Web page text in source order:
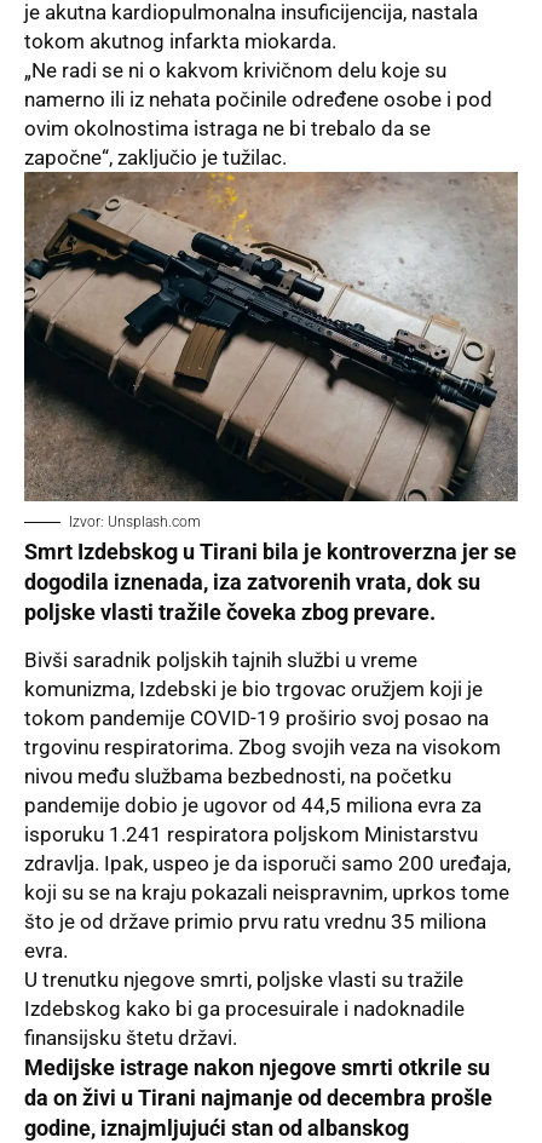
je akutna kardiopulmonalna insuficijencija, nastala
tokom akutnog infarkta miokarda.
„Ne radi se ni o kakvom krivičnom delu koje su
namerno ili iz nehata počinile određene osobe i pod
ovim okolnostima istraga ne bi trebalo da se
započne“, zaključio je tužilac.
Izvor: Unsplash.com
Smrt Izdebskog u Tirani bila je kontroverzna jer se
dogodila iznenada, iza zatvorenih vrata, dok su
poljske vlasti tražile čoveka zbog prevare.
Bivši saradnik poljskih tajnih službi u vreme
komunizma, Izdebski je bio trgovac oružjem koji je
tokom pandemije COVID-19 proširio svoj posao na
trgovinu respiratorima. Zbog svojih veza na visokom
nivou među službama bezbednosti, na početku
pandemije dobio je ugovor od 44,5 miliona evra za
isporuku 1.241 respiratora poljskom Ministarstvu
zdravlja. Ipak, uspeo je da isporuči samo 200 uređaja,
koji su se na kraju pokazali neispravnim, uprkos tome
što je od države primio prvu ratu vrednu 35 miliona
evra.
U trenutku njegove smrti, poljske vlasti su tražile
Izdebskog kako bi ga procesuirale i nadoknadile
finansijsku štetu državi.
Medijske istrage nakon njegove smrti otkrile su
da on živi u Tirani najmanje od decembra prošle
godine, iznajmljujući stan od albanskog